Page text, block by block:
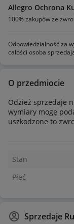
Allegro Ochrona
100% zakupów ze
Odpowiedzialność za
całości osoba
O przedmiocie
Odzież sprzedaje
wymiary mogę
uszkodzone to
Stan
Płeć
Sprzedaje